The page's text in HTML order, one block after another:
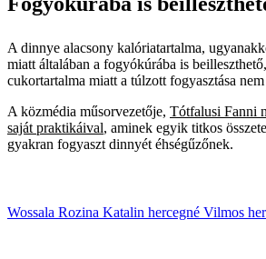
A dinnye alacsony kalóriatartalma,
miatt általában a fogyókúrába is
cukortartalma miatt a túlzott fogyasztása
A közmédia műsorvezetője, Tótfalusi Fanni
saját praktikáival, aminek egyik titkos
gyakran fogyaszt dinnyét éhségűzőnek.
Wossala Rozina Katalin hercegné Vilmos